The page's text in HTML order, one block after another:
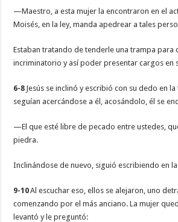
—Maestro, a esta mujer la encontraron en el
Moisés, en la ley, manda apedrear a tales
Estaban tratando de tenderle una trampa para
incriminatorio y así poder presentar cargos en
6-8 Jesús se inclinó y escribió con su dedo en
seguían acercándose a él, acosándolo, él se
—El que esté libre de pecado entre ustedes,
piedra.
Inclinándose de nuevo, siguió escribiendo en
9-10Al escuchar eso, ellos se alejaron, uno
comenzando por el más anciano. La mujer
levantó y le preguntó: